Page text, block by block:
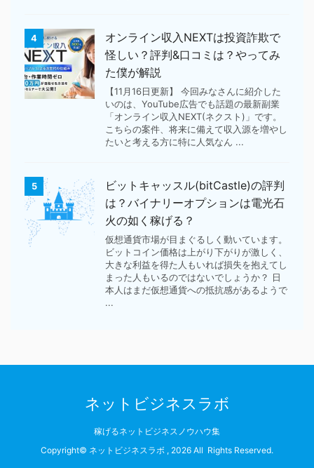
4
オンライン収入NEXTは投資詐欺で
怪しい？評判&口コミは？やってみ
た僕が解説
【11月16日更新】 今回みなさんに紹介した
いのは、YouTube広告でも話題の最新副業
「オンライン収入NEXT(ネクスト)」です。
こちらの案件、将来に備えて収入源を増やし
たいと考える方に特に人気なん ...
5
ビットキャッスル(bitCastle)の評判
は？バイナリーオプションは電光石
火の如く稼げる？
仮想通貨市場が目まぐるしく動いています。
ビットコイン価格は上がり下がりが激しく、
大きな利益を得た人もいれば損失を抱えてし
まった人もいるのではないでしょうか？ 日
本人はまだ仮想通貨への抵抗感があるようで
...
ネットビジネスラボ
稼げるネットビジネスノウハウ集
Copyright© ネットビジネスラボ , 2026 All Rights Reserved.